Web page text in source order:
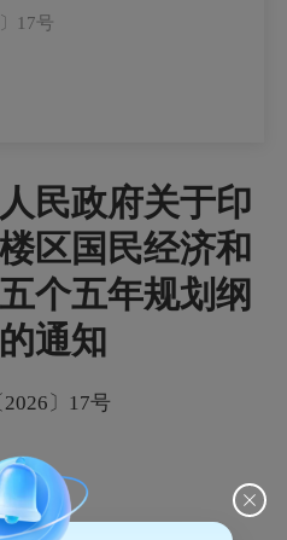
17号
民政府关于印
区国民经济和
个五年规划纲
通知
〕17号